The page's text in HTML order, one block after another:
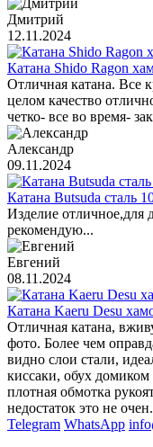
Дмитрий
12.11.2024
Катана Shido Ragon
Отличная катана. Все
целом качество
четко- все во время-
Александр
09.11.2024
Катана Butsuda сталь
Изделие
рекомендую...
Евгений
08.11.2024
Катана Kaeru Desu
Отличная катана,
фото. Более чем
видно слои стали,
киссаки, обух
плотная обмотка
недостаток это не
Telegram WhatsApp